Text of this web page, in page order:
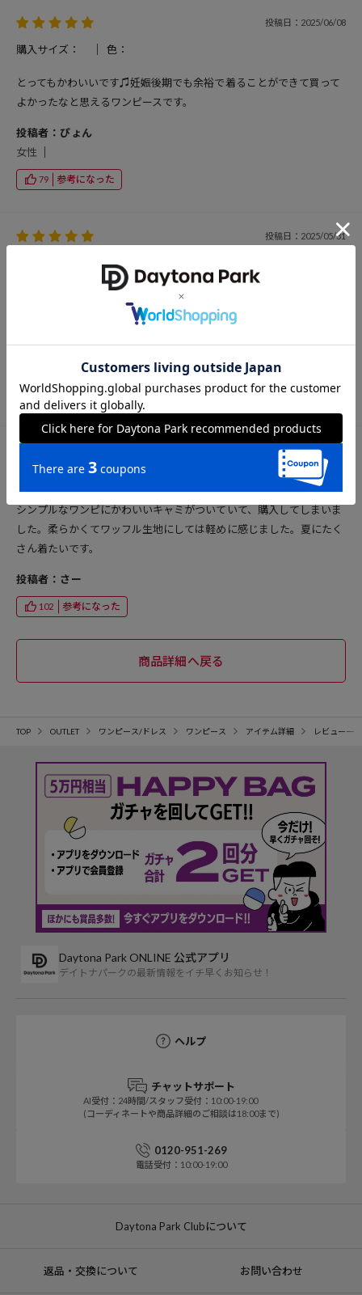
投稿日：2025/06/08
購入サイズ： 色：
とってもかわいいです♫妊娠後期でも余裕で着ることができて買って
よかったなと思えるワンピースです。
投稿者：ぴょん
女性
79 参考になった
投稿日：2025/05/31
色：
すごくかわいいです！ ビスチェだけでも使い回せてお買い得だと思い
投稿者：ぱち
87 参考になった
投稿日：2025/05/27
購入サイズ： 色：
シンプルなワンピにかわいいキャミがついていて、購入してしまいま
した。柔らかくてワッフル生地にしては軽めに感じました。夏にたく
さん着たいです。
投稿者：さー
102 参考になった
TOP OUTLET ワンピース/ドレス ワンピース アイテム詳細 レビュー一覧
Daytona Park ONLINE 公式アプリ
デイトナパークの最新情報をイチ早くお知らせ！
ヘルプ
チャットサポート
AI受付：24時間/スタッフ受付：10:00-19:00
(コーディネートや商品詳細のご相談は18:00まで)
0120-951-269
電話受付：10:00-19:00
Daytona Park Clubについて
返品・交換について お問い合わせ